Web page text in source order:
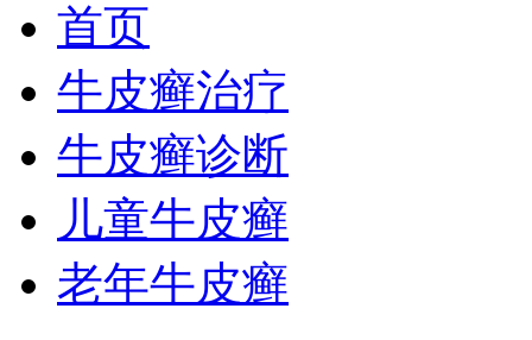
首页
牛皮癣治疗
牛皮癣诊断
儿童牛皮癣
老年牛皮癣